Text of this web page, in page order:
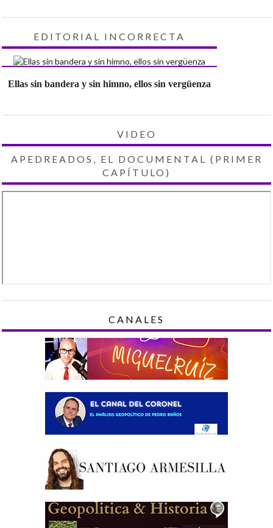
EDITORIAL INCORRECTA
Ellas sin bandera y sin himno, ellos sin vergüenza
VIDEO
APEDREADOS, EL DOCUMENTAL (PRIMER
CAPÍTULO)
CANALES